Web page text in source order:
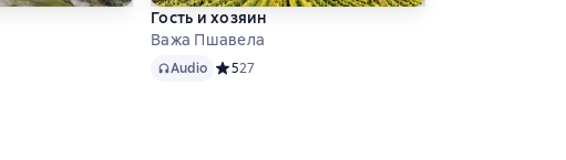
4,6 на основе 14 оценок
Гость и хозяин
Важа Пшавела
AudioAudio Средний рейтинг 5 на основе 27 оценок
527